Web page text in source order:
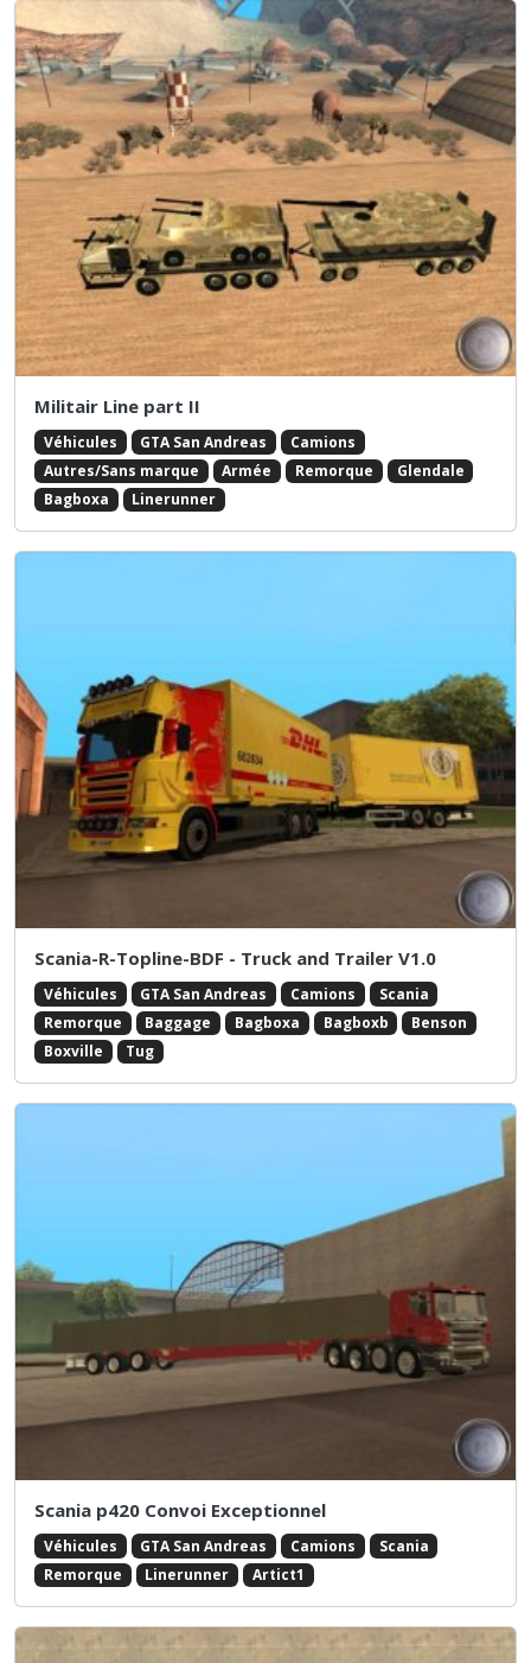
Militair Line part II
Véhicules GTA San Andreas
Camions
Autres/Sans marque
Armée Remorque
Glendale
Bagboxa
Linerunner
Scania-R-Topline-BDF - Truck and Trailer V1.0
Véhicules GTA San Andreas Camions
Scania
Remorque
Baggage Bagboxa Bagboxb
Benson
Boxville
Tug
Scania p420 Convoi Exceptionnel
Véhicules GTA San Andreas Camions
Scania
Remorque
Linerunner Artict1